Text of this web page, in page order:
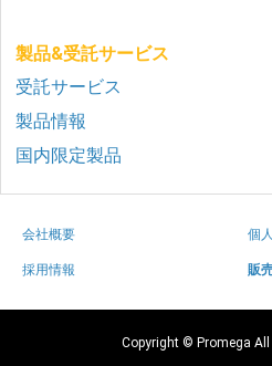
製品&受託サービス
受託サービス
製品情報
国内限定製品
会社概要 個
採用情報 販
Copyright © Promega All